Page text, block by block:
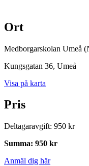
Ort
Medborgarskolan Umeå
Kungsgatan 36, Umeå
Visa på karta
Pris
Deltagaravgift: 950 kr
Summa: 950 kr
Anmäl dig här